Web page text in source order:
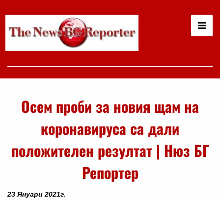
Осем проби за новия щам на
коронавируса са дали
положителен резултат | Нюз БГ
Репортер
23 Януари 2021г.